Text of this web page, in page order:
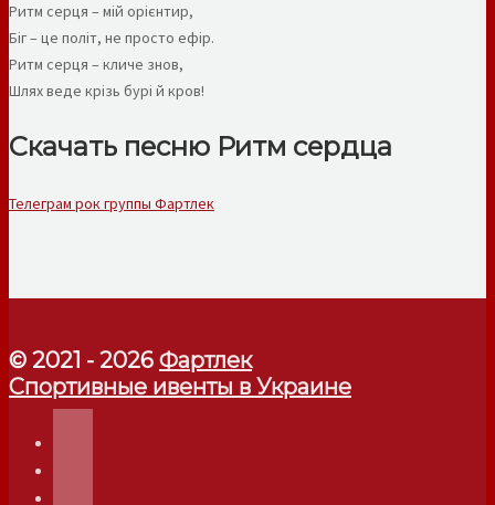
Ритм серця – мій орієнтир,
Біг – це політ, не просто ефір.
Ритм серця – кличе знов,
Шлях веде крізь бурі й кров!
Скачать песню Ритм сердца
Телеграм рок группы Фартлек
© 2021 - 2026 Фартлек
Спортивные ивенты в Украине